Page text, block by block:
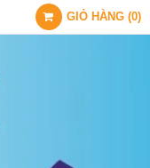
GIỎ HÀNG (0)